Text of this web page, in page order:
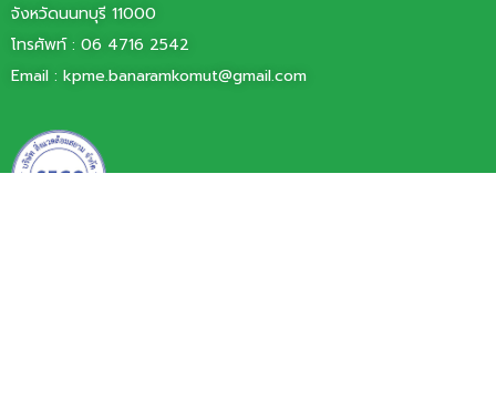
จังหวัดนนทบุรี 11000
โทรศัพท์ : 06 4716 2542
Email : kpme.banaramkomut@gmail.com